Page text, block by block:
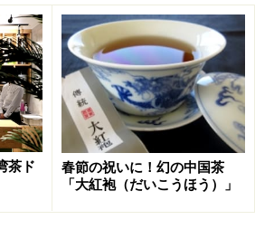
茶ド
春節の祝いに！幻の中国茶
「大紅袍（だいこうほう）」